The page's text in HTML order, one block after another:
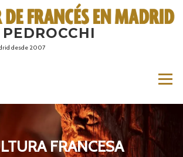
desde 2007
Menú
FRANCESA